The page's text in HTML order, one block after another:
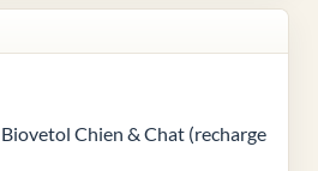
Chien & Chat (recharge